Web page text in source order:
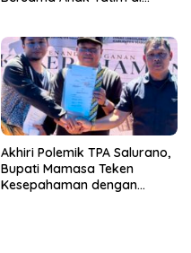
Akhiri Polemik TPA Salurano,
Bupati Mamasa Teken
Kesepahaman dengan